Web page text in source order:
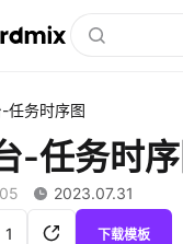
任务时序图
-任务时序
2023.07.31
1 下载模板